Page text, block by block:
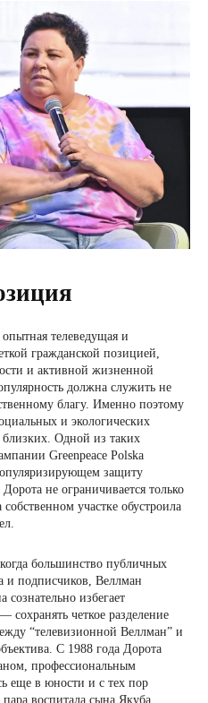
телеведущая и
гражданской позицией,
и активной жизненной
должна служить не
благу. Именно поэтому
и экологических
близких. Одной из таких
Greenpeace Polska
защиту
не ограничивается только
участке обустроила
большинство публичных
и подписчиков, Веллман
сознательно избегает
четкое разделение
“телевизионной Веллман” и
С 1988 года Дорота
профессиональным
еще в юности и с тех пор
воспитала сына Якуба,